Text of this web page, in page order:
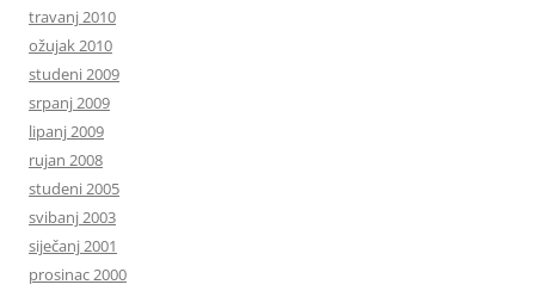
travanj 2010
ožujak 2010
studeni 2009
srpanj 2009
lipanj 2009
rujan 2008
studeni 2005
svibanj 2003
siječanj 2001
prosinac 2000